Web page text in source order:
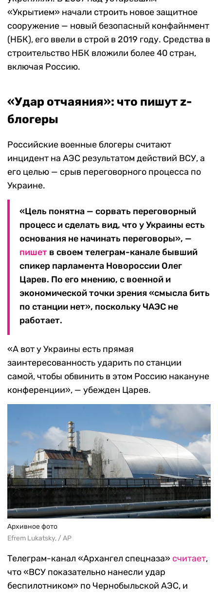
«Укрытием» начали строить новое защитное
сооружение — новый безопасный конфайнмент
(НБК), его ввели в строй в 2019 году. Средства в
строительство НБК вложили более 40 стран,
включая Россию.
«Удар отчаяния»: что пишут z-
блогеры
Российские военные блогеры считают
инцидент на АЭС результатом действий ВСУ, а
его целью — срыв переговорного процесса по
Украине.
«Цель понятна — сорвать переговорный
процесс и сделать вид, что у Украины есть
основания не начинать переговоры», —
пишет в своем телеграм-канале бывший
спикер парламента Новороссии Олег
Царев. По его мнению, с военной и
экономической точки зрения «смысла бить
по станции нет», поскольку ЧАЭС не
работает.
«А вот у Украины есть прямая
заинтересованность ударить по станции
самой, чтобы обвинить в этом Россию накануне
конференции», — убежден Царев.
Архивное фото
Efrem Lukatsky, / AP
Телеграм-канал «Архангел спецназа» считает,
что «ВСУ показательно нанесли удар
беспилотником» по Чернобыльской АЭС, и